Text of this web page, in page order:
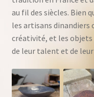
au fil des siècles. Bien
les artisans
créativité, et les objets
de leur talent et de